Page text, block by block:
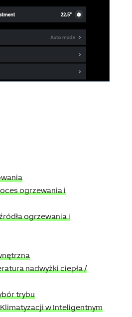
ogrzewania i
ogrzewania i
nadwyżki ciepła /
trybu
w Inteligentnym